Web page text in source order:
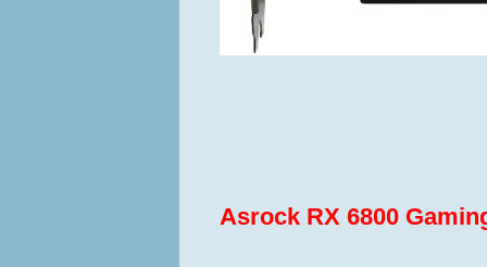
Asrock RX 6800